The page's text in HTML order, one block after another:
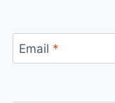
Email *